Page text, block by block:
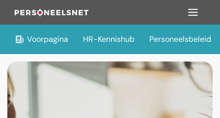
Voorpagina HR-Kennishub Personeelsbeleid